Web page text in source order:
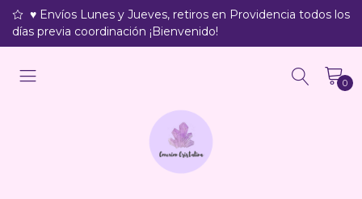
♥ Envíos Lunes y Jueves, retiros en Providencia todos los
días previa coordinación ¡Bienvenido!
0